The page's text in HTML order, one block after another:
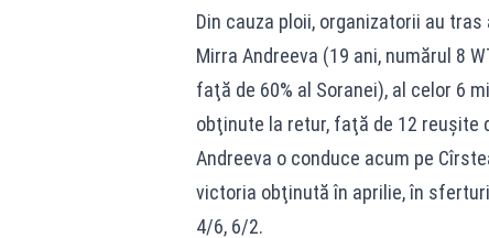
Din cauza ploii, organizatorii au
Mirra Andreeva (19 ani, numărul 8
faţă de 60% al Soranei), al celor 6
obţinute la retur, faţă de 12 reuşite
Andreeva o conduce acum pe
victoria obţinută în aprilie, în
4/6, 6/2.